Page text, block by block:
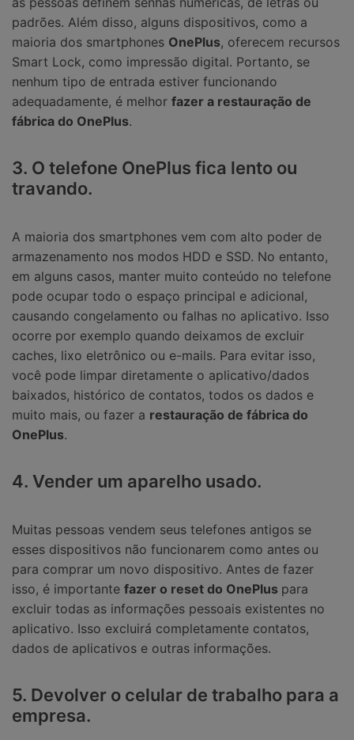
padrões. Além disso, alguns dispositivos, como a
maioria dos smartphones OnePlus, oferecem recursos
Smart Lock, como impressão digital. Portanto, se
nenhum tipo de entrada estiver funcionando
adequadamente, é melhor fazer a restauração de
fábrica do OnePlus.
3. O telefone OnePlus fica lento ou
travando.
A maioria dos smartphones vem com alto poder de
armazenamento nos modos HDD e SSD. No entanto,
em alguns casos, manter muito conteúdo no telefone
pode ocupar todo o espaço principal e adicional,
causando congelamento ou falhas no aplicativo. Isso
ocorre por exemplo quando deixamos de excluir
caches, lixo eletrônico ou e-mails. Para evitar isso,
você pode limpar diretamente o aplicativo/dados
baixados, histórico de contatos, todos os dados e
muito mais, ou fazer a restauração de fábrica do
OnePlus.
4. Vender um aparelho usado.
Muitas pessoas vendem seus telefones antigos se
esses dispositivos não funcionarem como antes ou
para comprar um novo dispositivo. Antes de fazer
isso, é importante fazer o reset do OnePlus para
excluir todas as informações pessoais existentes no
aplicativo. Isso excluirá completamente contatos,
dados de aplicativos e outras informações.
5. Devolver o celular de trabalho para a
empresa.